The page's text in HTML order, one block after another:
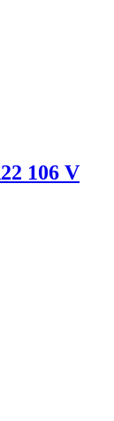
106 V